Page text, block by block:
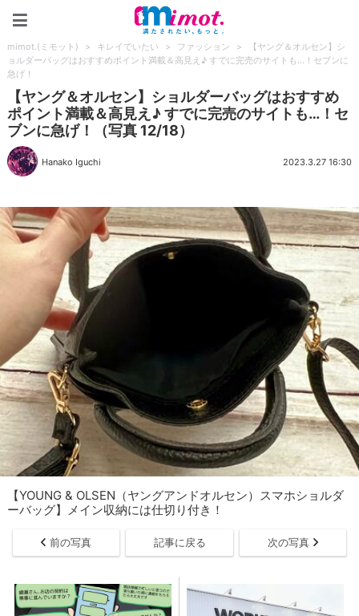
mimot.(ミモット) > キレイでいたい > ファッション >
【ヤング＆オルセン】シ
ョルダーバッグはおすすめポイント満載＆高見え♪ すでに完売のサイトも…！セブンに
急げ！
【ヤング＆オルセン】ショルダーバッグはおすすめ
ポイント満載＆高見え♪ すでに完売のサイトも…！セ
ブンに急げ！（写真 12/18）
Hanako Iguchi 2023.3.27 16:30
【YOUNG & OLSEN（ヤングアンドオルセン）スマホショルダ
ーバッグ】メイン収納には仕切り付き！
前の写真 記事に戻る 次の写真